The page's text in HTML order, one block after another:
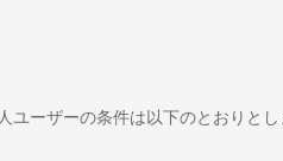
ユーザーの条件は以下のとおりとし